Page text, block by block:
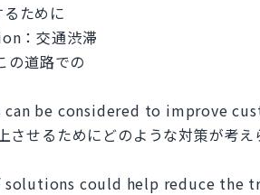
ために
：交通渋滞
道路での
can be considered to improve
させるためにどのような対策が考え
solutions could help reduce the